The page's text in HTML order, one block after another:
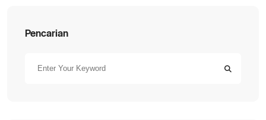
Pencarian